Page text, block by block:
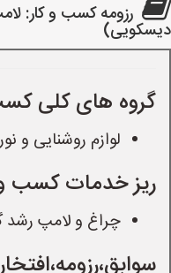
رزومه کسب و کار:
دیسکویی)
گروه های کلی
لوازم روشنایی و
ریز خدمات کسب و
چراغ و لامپ رشد